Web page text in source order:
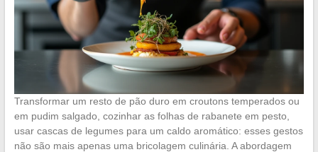
Transformar um resto de pão duro em croutons temperados ou
em pudim salgado, cozinhar as folhas de rabanete em pesto,
usar cascas de legumes para um caldo aromático: esses gestos
não são mais apenas uma bricolagem culinária. A abordagem